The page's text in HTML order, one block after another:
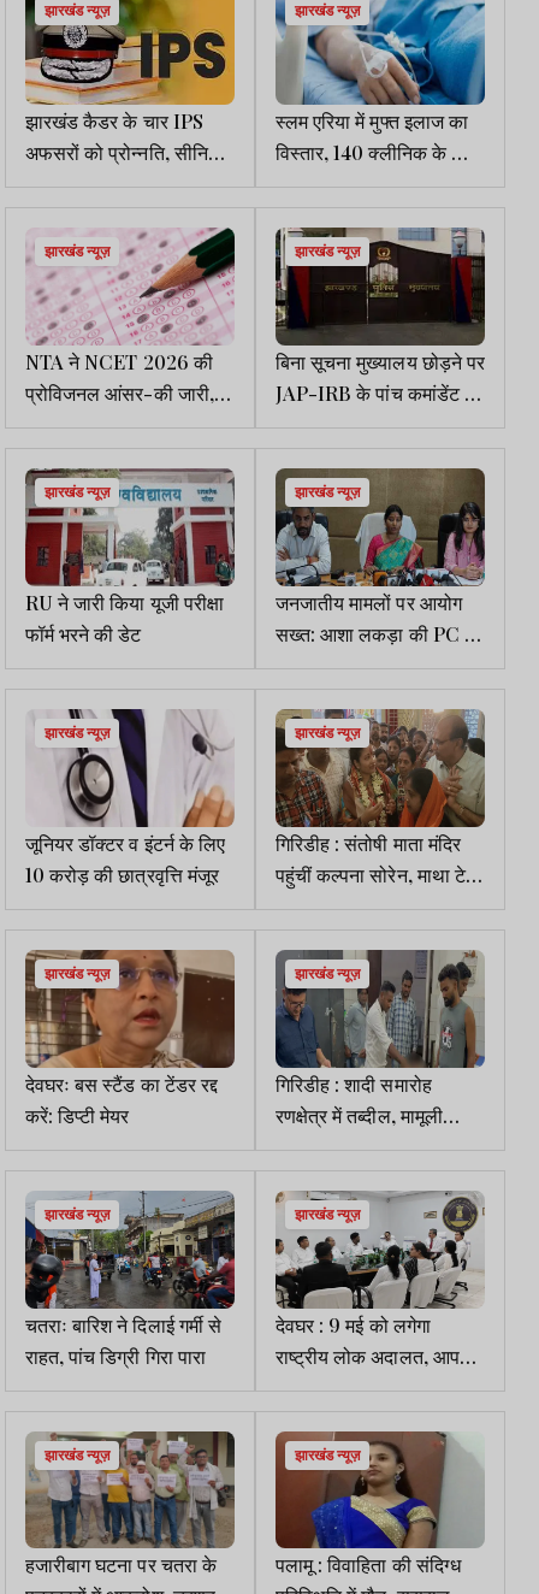
झारखंड न्यूज़
झारखंड कैडर के चार IPS
अफसरों को प्रोन्नति, सीनियर
टाइम स्केल का मिलेगा लाभ
झारखंड न्यूज़
स्लम एरिया में मुफ्त इलाज का
विस्तार, 140 क्लीनिक के लिए
18 करोड़ मंजूर
झारखंड न्यूज़
NTA ने NCET 2026 की
प्रोविजनल आंसर-की जारी,
30 अप्रैल तक दर्ज करें आपत्ति
झारखंड न्यूज़
बिना सूचना मुख्यालय छोड़ने पर
JAP-IRB के पांच कमांडेंट से
जवाब तलब
झारखंड न्यूज़
RU ने जारी किया यूजी परीक्षा
फॉर्म भरने की डेट
झारखंड न्यूज़
जनजातीय मामलों पर आयोग
सख्त: आशा लकड़ा की PC में
66 मामलों की सुनवाई का
खुलासा
झारखंड न्यूज़
जूनियर डॉक्टर व इंटर्न के लिए
10 करोड़ की छात्रवृत्ति मंजूर
झारखंड न्यूज़
गिरिडीह : संतोषी माता मंदिर
पहुंचीं कल्पना सोरेन, माथा टेक
लिया आशीर्वाद
झारखंड न्यूज़
देवघरः बस स्टैंड का टेंडर रद्द
करें: डिप्टी मेयर
झारखंड न्यूज़
गिरिडीह : शादी समारोह
रणक्षेत्र में तब्दील, मामूली
विवाद में जमकर चले लाठी-
डंडे, चार बाराती घायल
झारखंड न्यूज़
चतराः बारिश ने दिलाई गर्मी से
राहत, पांच डिग्री गिरा पारा
झारखंड न्यूज़
देवघर : 9 मई को लगेगा
राष्ट्रीय लोक अदालत, आपसी
समझौते से होगा मामलों का
निपटारा
झारखंड न्यूज़
हजारीबाग घटना पर चतरा के
झारखंड न्यूज़
पलामू : विवाहिता की संदिग्ध